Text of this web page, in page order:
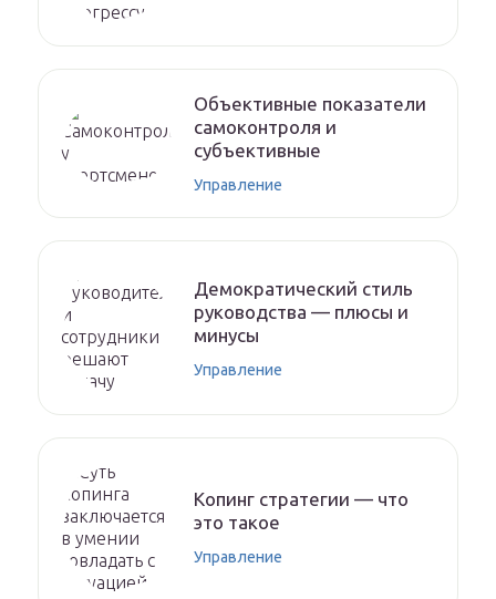
Объективные показатели
самоконтроля и
субъективные
Управление
Демократический стиль
руководства — плюсы и
минусы
Управление
Копинг стратегии — что
это такое
Управление